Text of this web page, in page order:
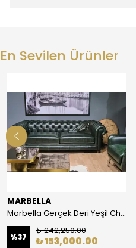
En Sevilen Ürünler
MARBELLA
Marbella Gerçek Deri Yeşil Chester
%37
₺ 242,250.00
₺ 153,000.00